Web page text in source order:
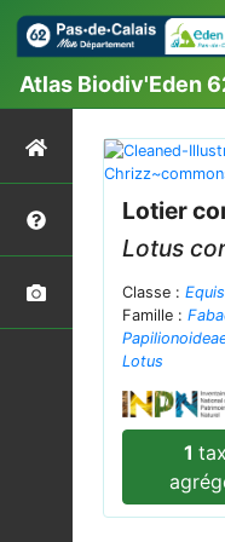
Atlas Biodiv'Eden
Lotier
Lotus
Classe :
Famille :
Lotus
1